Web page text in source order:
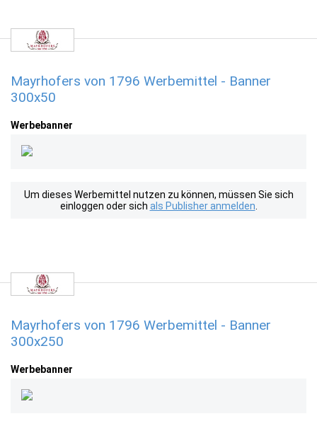
Mayrhofers von 1796 Werbemittel - Banner
300x50
Werbebanner
Um dieses Werbemittel nutzen zu können, müssen Sie sich
einloggen oder sich als Publisher anmelden
Mayrhofers von 1796 Werbemittel - Banner
300x250
Werbebanner